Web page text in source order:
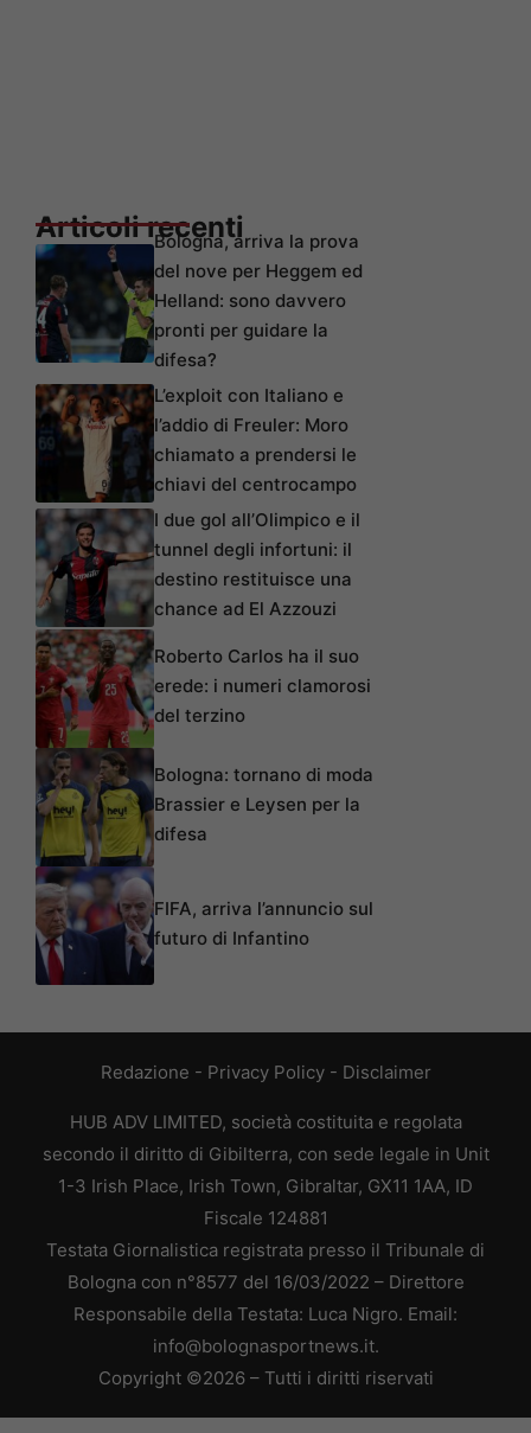
Articoli recentiBologna, arriva la prova
del nove per Heggem ed
Helland: sono davvero
pronti per guidare la
difesa?
L’exploit con Italiano e
l’addio di Freuler: Moro
chiamato a prendersi le
chiavi del centrocampo
I due gol all’Olimpico e il
tunnel degli infortuni: il
destino restituisce una
chance ad El Azzouzi
Roberto Carlos ha il suo
erede: i numeri clamorosi
del terzino
Bologna: tornano di moda
Brassier e Leysen per la
difesa
FIFA, arriva l’annuncio sul
futuro di Infantino
Redazione - Privacy Policy- Disclaimer
HUB ADV LIMITED, società costituita e regolata
secondo il diritto di Gibilterra, con sede legale in Unit
1-3 Irish Place, Irish Town, Gibraltar, GX11 1AA, ID
Fiscale 124881
Testata Giornalistica registrata presso il Tribunale di
Bologna con n°8577 del 16/03/2022 – Direttore
Responsabile della Testata: Luca Nigro. Email:
info@bolognasportnews.it.
Copyright ©2026 – Tutti i diritti riservati